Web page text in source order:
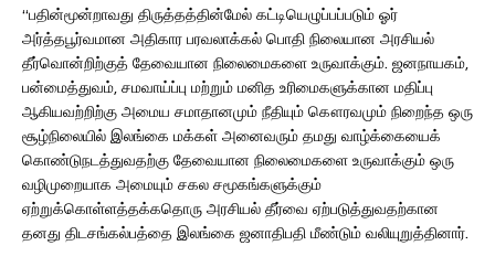
“பதின்மூன்றாவது திருத்தத்தின்மேல் கட்டியெழுப்பப்படும் ஓர்
அர்த்தபூர்வமான அதிகார பரவலாக்கல் பொதி நிலையான அரசியல்
தீர்வொன்றிற்குத் தேவையான நிலைமைகளை உருவாக்கும். ஜனநாயகம்,
பன்மைத்துவம், சமவாய்ப்பு மற்றும் மனித உரிமைகளுக்கான மதிப்பு
ஆகியவற்றிற்கு அமைய சமாதானமும் நீதியும் கௌரவமும் நிறைந்த ஒரு
சூழ்நிலையில் இலங்கை மக்கள் அனைவரும் தமது வாழ்க்கையைக்
கொண்டுநடத்துவதற்கு தேவையான நிலைமைகளை உருவாக்கும் ஒரு
வழிமுறையாக அமையும் சகல சமூகங்களுக்கும்
ஏற்றுக்கொள்ளத்தக்கதொரு அரசியல் தீர்வை ஏற்படுத்துவதற்கான
தனது திடசங்கல்பத்தை இலங்கை ஜனாதிபதி மீண்டும் வலியுறுத்தினார்.